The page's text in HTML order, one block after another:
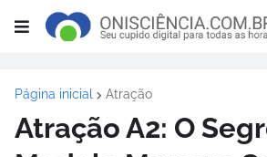
Página inicial Atração
Atração A2: O